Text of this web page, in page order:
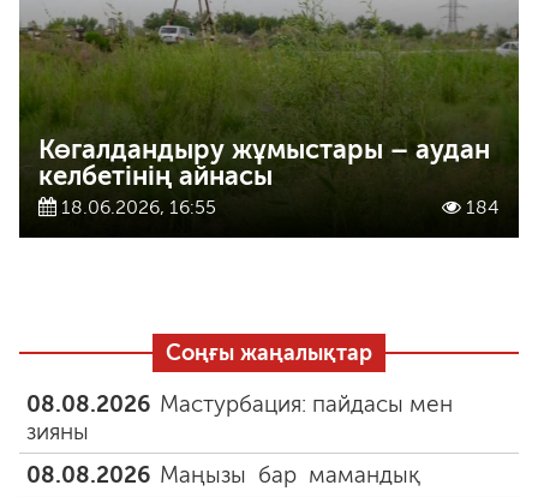
Көгалдандыру жұмыстары – аудан
келбетінің айнасы
18.06.2026, 16:55 184
Соңғы жаңалықтар
08.08.2026 Мастурбация: пайдасы мен
зияны
08.08.2026 Маңызы бар мамандық